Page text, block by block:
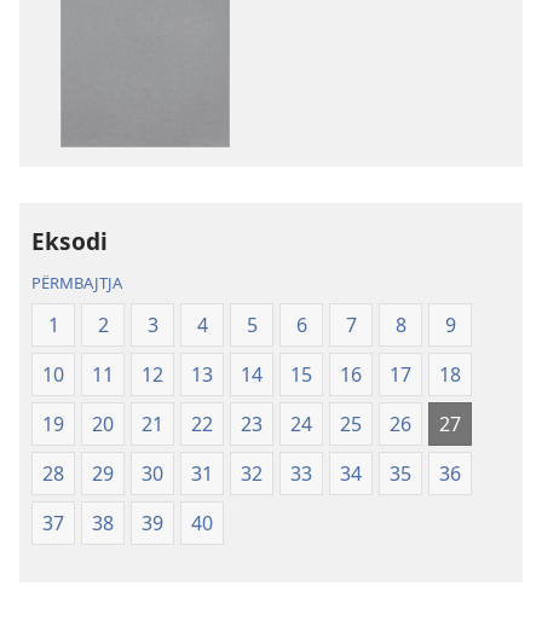
e
Re
(Botimi
i
rishikuar
2019)
Eksodi
PËRMBAJTJA
1 2 3 4 5 6 7 8
9
10
11 12 13 14 15 16 17
18
19
20 21 22 23 24 25 26
27
28
29 30 31 32 33 34 35
36
37
38 39 40